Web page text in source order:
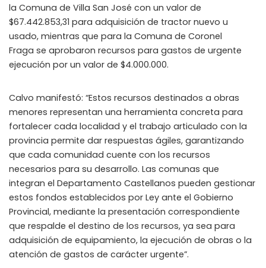
la Comuna de Villa San José con un valor de
$67.442.853,31 para adquisición de tractor nuevo u
usado, mientras que para la Comuna de Coronel
Fraga se aprobaron recursos para gastos de urgente
ejecución por un valor de $4.000.000.
Calvo manifestó: “Estos recursos destinados a obras
menores representan una herramienta concreta para
fortalecer cada localidad y el trabajo articulado con la
provincia permite dar respuestas ágiles, garantizando
que cada comunidad cuente con los recursos
necesarios para su desarrollo. Las comunas que
integran el Departamento Castellanos pueden gestionar
estos fondos establecidos por Ley ante el Gobierno
Provincial, mediante la presentación correspondiente
que respalde el destino de los recursos, ya sea para
adquisición de equipamiento, la ejecución de obras o la
atención de gastos de carácter urgente”.